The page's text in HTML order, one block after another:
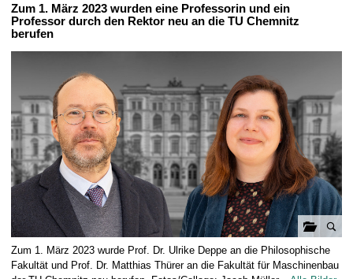
Zum 1. März 2023 wurden eine Professorin und ein
Professor durch den Rektor neu an die TU Chemnitz
berufen
G
a
Zum 1. März 2023 wurde Prof. Dr. Ulrike Deppe an die Philosophische
Fakultät und Prof. Dr. Matthias Thürer an die Fakultät für Maschinenbau